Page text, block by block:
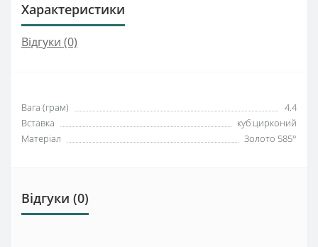
Характеристики
Відгуки (0)
Вага (грам)
4.4
Вставка
куб цирконий
Матеріал
Золото 585°
Відгуки (0)